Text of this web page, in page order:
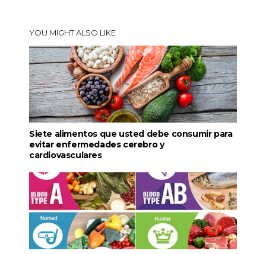
YOU MIGHT ALSO LIKE
Siete alimentos que usted debe consumir para
evitar enfermedades cerebro y
cardiovasculares